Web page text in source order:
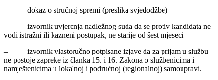
– dokaz o stručnoj spremi (preslika svjedodžbe)
– izvornik uvjerenja nadležnog suda da se protiv kandidata ne
vodi istražni ili kazneni postupak, ne starije od šest mjeseci
– izvornik vlastoručno potpisane izjave da za prijam u službu
ne postoje zapreke iz članka 15. i 16. Zakona o službenicima i
namještenicima u lokalnoj i područnoj (regionalnoj) samoupravi.